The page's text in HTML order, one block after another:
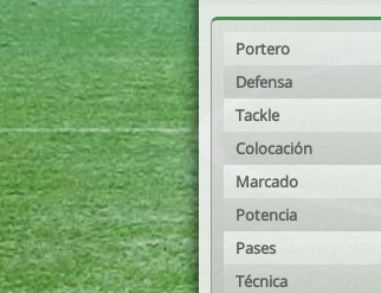
Portero
Defensa
Tackle
Colocación
Marcado
Potencia
Pases
Técnica